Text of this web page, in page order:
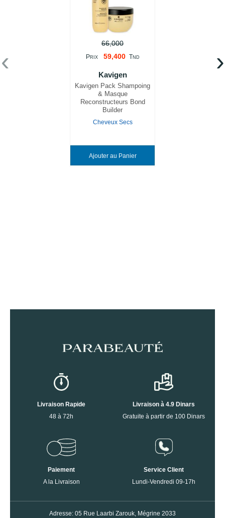
66,000
PRIX 59,400 TND
Kavigen
Kavigen Pack Shampoing
& Masque
Reconstructeurs Bond
Builder
Cheveux Secs
Ajouter au Panier
‹ ›
Livraison Rapide
48 à 72h
Livraison à 4.9 Dinars
Gratuite à partir de 100 Dinars
Paiement
A la Livraison
Service Client
Lundi-Vendredi 09-17h
Adresse: 05 Rue Laarbi Zarouk, Mégrine 2033